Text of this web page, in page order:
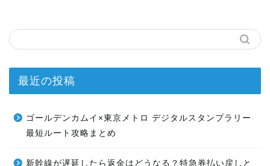
最近の投稿
ゴールデンカムイ×東京メトロ デジタルスタンプラリー
最短ルート攻略まとめ
新幹線が遅延したら返金はどうなる？特急券払い戻しと